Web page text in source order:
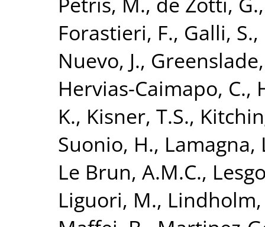
Forastieri, F., Galli, S.,
Nuevo, J., Greenslade,
Hervias-Caimapo, C.,
K., Kisner, T.S.,
Suonio, H., Lamagna,
Le Brun, A.M.C.,
Liguori, M., Lindholm,